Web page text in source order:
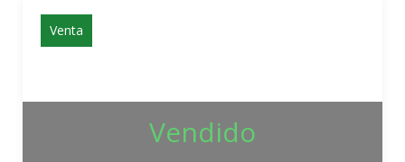
Venta
Vendido